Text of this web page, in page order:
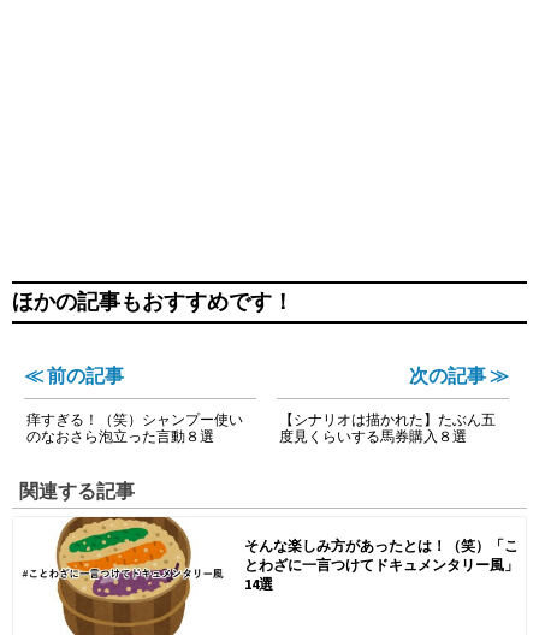
ほかの記事もおすすめです！
≪ 前の記事
痒すぎる！（笑）シャンプー使い
のなおさら泡立った言動８選
次の記事 ≫
【シナリオは描かれた】たぶん五
度見くらいする馬券購入８選
関連する記事
そんな楽しみ方があったとは！（笑）「こ
とわざに一言つけてドキュメンタリー風」
14選